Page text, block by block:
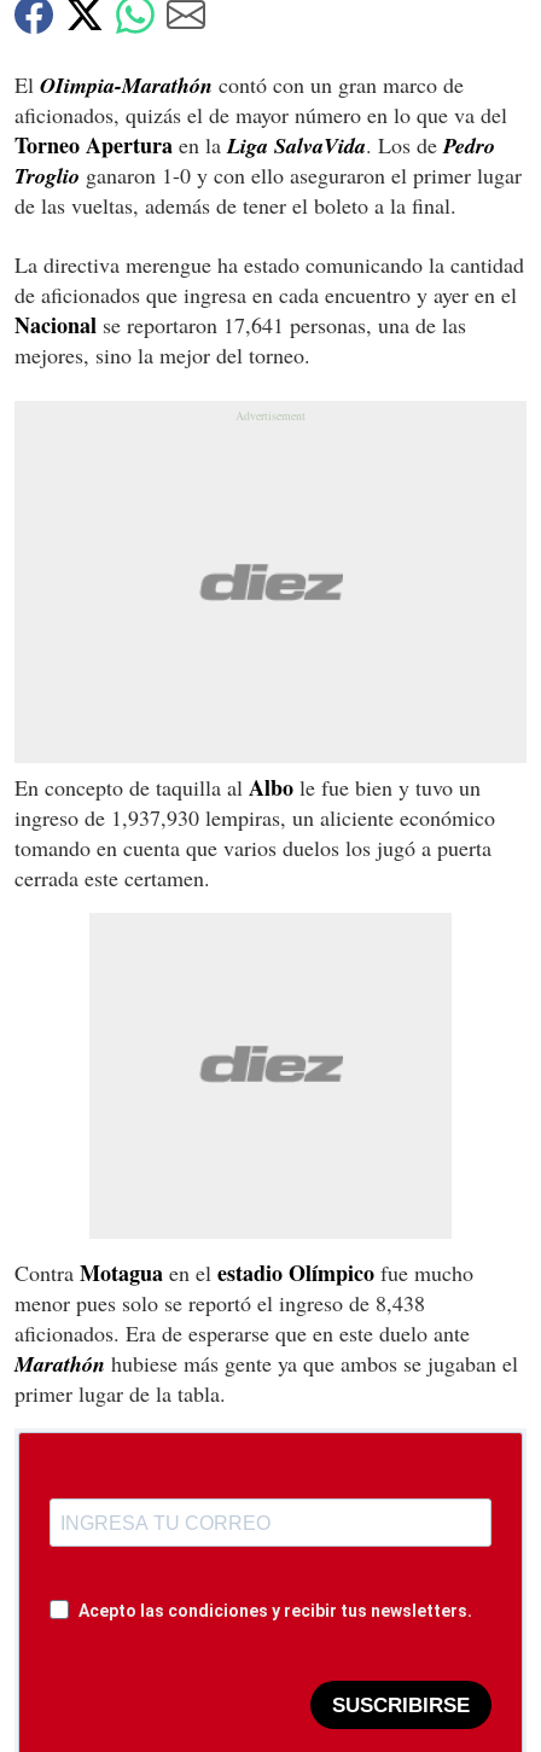
El OIimpia-Marathón contó con un gran marco de
aficionados, quizás el de mayor número en lo que va del
Torneo Apertura en laLiga SalvaVida. Los dePedro
Troglio ganaron 1-0 y con ello aseguraron el primer lugar
de las vueltas, además de tener el boleto a la final.
La directiva merengue ha estado comunicando la cantidad
de aficionados que ingresa en cada encuentro y ayer en el
Nacional se reportaron 17,641 personas, una de las
mejores, sino la mejor del torneo.
En concepto de taquilla al Albo le fue bien y tuvo un
ingreso de 1,937,930 lempiras, un aliciente económico
tomando en cuenta que varios duelos los jugó a puerta
cerrada este certamen.
Contra Motagua en el estadio Olímpico fue mucho
menor pues solo se reportó el ingreso de 8,438
aficionados. Era de esperarse que en este duelo ante
Marathón hubiese más gente ya que ambos se jugaban el
primer lugar de la tabla.
Acepto las condiciones y recibir tus newsletters.
SUSCRIBIRSE